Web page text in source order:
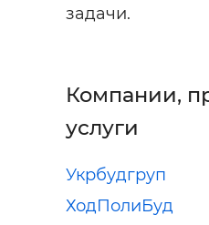
задачи.
Компании,
услуги
Укрбудгруп
ХодПолиБуд